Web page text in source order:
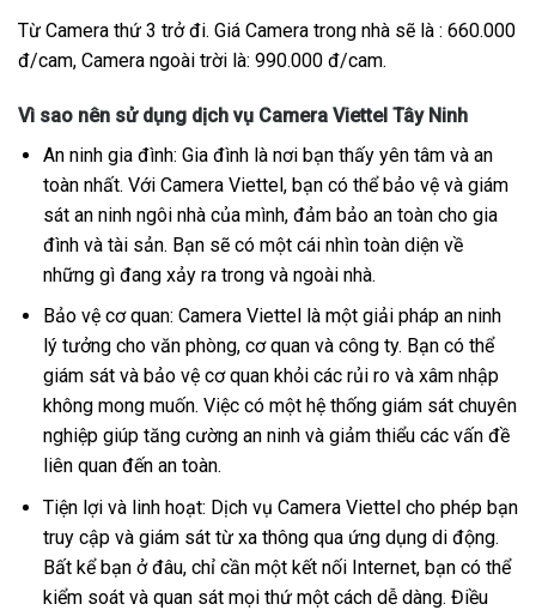
Từ Camera thứ 3 trở đi. Giá Camera trong nhà sẽ là : 660.000
đ/cam, Camera ngoài trời là: 990.000 đ/cam.
Vì sao nên sử dụng dịch vụ Camera Viettel Tây Ninh
An ninh gia đình: Gia đình là nơi bạn thấy yên tâm và an
toàn nhất. Với Camera Viettel, bạn có thể bảo vệ và giám
sát an ninh ngôi nhà của mình, đảm bảo an toàn cho gia
đình và tài sản. Bạn sẽ có một cái nhìn toàn diện về
những gì đang xảy ra trong và ngoài nhà.
Bảo vệ cơ quan: Camera Viettel là một giải pháp an ninh
lý tưởng cho văn phòng, cơ quan và công ty. Bạn có thể
giám sát và bảo vệ cơ quan khỏi các rủi ro và xâm nhập
không mong muốn. Việc có một hệ thống giám sát chuyên
nghiệp giúp tăng cường an ninh và giảm thiểu các vấn đề
liên quan đến an toàn.
Tiện lợi và linh hoạt: Dịch vụ Camera Viettel cho phép bạn
truy cập và giám sát từ xa thông qua ứng dụng di động.
Bất kể bạn ở đâu, chỉ cần một kết nối Internet, bạn có thể
kiểm soát và quan sát mọi thứ một cách dễ dàng. Điều